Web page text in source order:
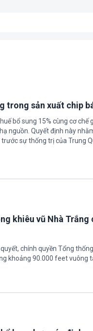
trong sản xuất chip
bổ sung 15% cùng cơ chế
nguồn. Quyết định này
sự thống trị của Trung
khiêu vũ Nhà Trắng
chính quyền Tổng
khoảng 90.000 feet vuông